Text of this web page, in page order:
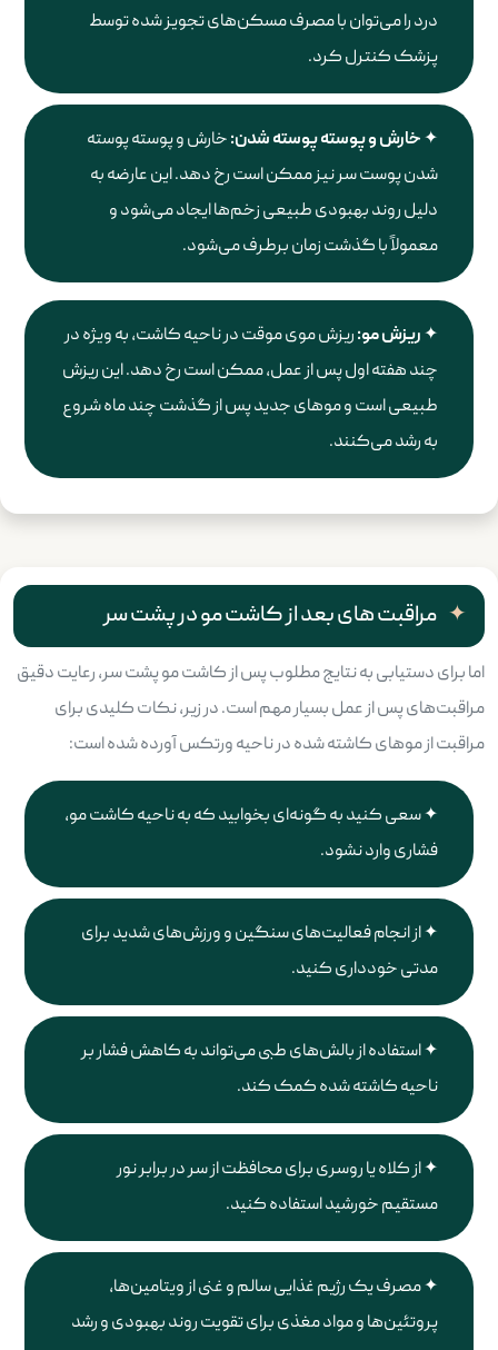
درد را می‌توان با مصرف مسکن‌های تجویز شده توسط
پزشک کنترل کرد.
خارش و پوسته پوسته شدن:خارش و پوسته پوسته
شدن پوست سر نیز ممکن است رخ دهد. این عارضه به
دلیل روند بهبودی طبیعی زخم‌ها ایجاد می‌شود و
معمولاً با گذشت زمان برطرف می‌شود.
ریزش مو:ریزش موی موقت در ناحیه کاشت، به ویژه در
چند هفته اول پس از عمل، ممکن است رخ دهد. این ریزش
طبیعی است و موهای جدید پس از گذشت چند ماه شروع
به رشد می‌کنند.
مراقبت های بعد از کاشت مو در پشت سر
اما برای دستیابی به نتایج مطلوب پس از کاشت مو پشت سر، رعایت دقیق
مراقبت‌های پس از عمل بسیار مهم است. در زیر، نکات کلیدی برای
مراقبت از موهای کاشته شده در ناحیه ورتکس آورده شده است:
سعی کنید به گونه‌ای بخوابید که به ناحیه کاشت مو،
فشاری وارد نشود.
از انجام فعالیت‌های سنگین و ورزش‌های شدید برای
مدتی خودداری کنید.
استفاده از بالش‌های طبی می‌تواند به کاهش فشار بر
ناحیه کاشته شده کمک کند.
از کلاه یا روسری برای محافظت از سر در برابر نور
مستقیم خورشید استفاده کنید.
مصرف یک رژیم غذایی سالم و غنی از ویتامین‌ها،
پروتئین‌ها و مواد مغذی برای تقویت روند بهبودی و رشد